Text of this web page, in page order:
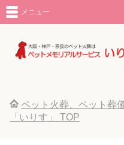
メニュー
ペット火葬、ペット
「いりす」
TOP